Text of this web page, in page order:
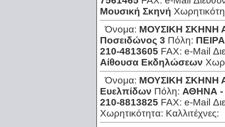
Μουσική Σκηνή
Όνομα: ΜΟΥΣΙΚΗ ΣΚΗΝΗ
Ποσειδώνος 3 Πόλη:
210-4813605 FAX: e-Mail
Αίθουσα Εκδηλώσεων
Όνομα: ΜΟΥΣΙΚΗ ΣΚΗΝΗ
Ευελπίδων Πόλη: ΑΘΗΝΑ -
210-8813825 FAX: e-Mail
Χωρητικότητα: Καλλιτέχνες: